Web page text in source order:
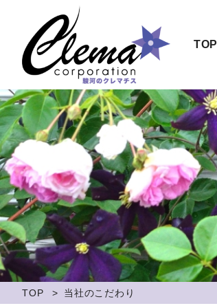
TOP
TOP 当社のこだわり